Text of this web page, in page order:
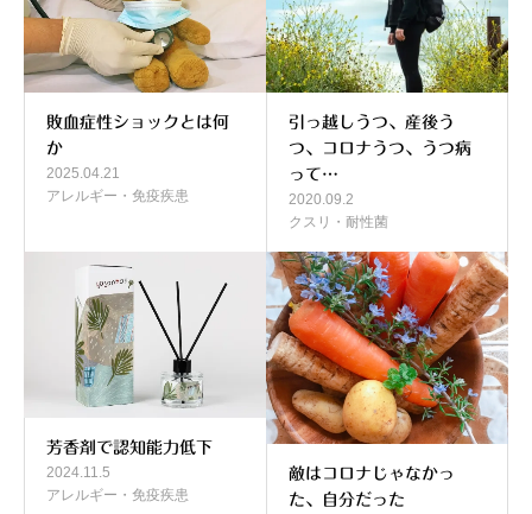
敗血症性ショックとは何
か
2025.04.21
アレルギー・免疫疾患
引っ越しうつ、産後う
つ、コロナうつ、うつ病
って…
2020.09.2
クスリ・耐性菌
芳香剤で認知能力低下
2024.11.5
アレルギー・免疫疾患
敵はコロナじゃなかっ
た、自分だった